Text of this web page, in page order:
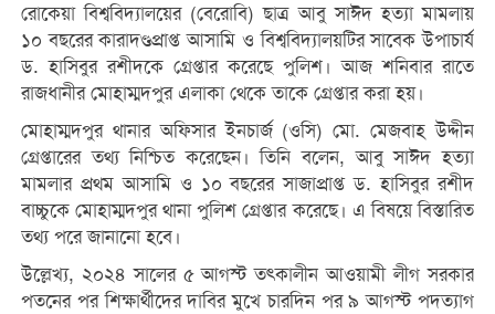
রোকেয়া বিশ্ববিদ্যালয়ের (বেরোবি) ছাত্র আবু সাঈদ হত্যা মামলায়
১০ বছরের কারাদণ্ডপ্রাপ্ত আসামি ও বিশ্ববিদ্যালয়টির সাবেক উপাচার্য
ড. হাসিবুর রশীদকে গ্রেপ্তার করেছে পুলিশ। আজ শনিবার রাতে
রাজধানীর মোহাম্মদপুর এলাকা থেকে তাকে গ্রেপ্তার করা হয়।
মোহাম্মদপুর থানার অফিসার ইনচার্জ (ওসি) মো. মেজবাহ উদ্দীন
গ্রেপ্তারের তথ্য নিশ্চিত করেছেন। তিনি বলেন, আবু সাঈদ হত্যা
মামলার প্রথম আসামি ও ১০ বছরের সাজাপ্রাপ্ত ড. হাসিবুর রশীদ
বাচ্চুকে মোহাম্মদপুর থানা পুলিশ গ্রেপ্তার করেছে। এ বিষয়ে বিস্তারিত
তথ্য পরে জানানো হবে।
উল্লেখ্য, ২০২৪ সালের ৫ আগস্ট তৎকালীন আওয়ামী লীগ সরকার
পতনের পর শিক্ষার্থীদের দাবির মুখে চারদিন পর ৯ আগস্ট পদত্যাগ